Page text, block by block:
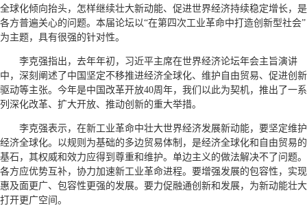
全球化倾向抬头，怎样继续壮大新动能、促进世界经济持续稳定增长，是
各方普遍关心的问题。本届论坛以“在第四次工业革命中打造创新型社会”
为主题，具有很强的针对性。
李克强指出，去年年初，习近平主席在世界经济论坛年会主旨演讲
中，深刻阐述了中国坚定不移推进经济全球化、维护自由贸易、促进创新
驱动等主张。今年是中国改革开放40周年，我们以此为契机，推出了一系
列深化改革、扩大开放、推动创新的重大举措。
李克强表示，在新工业革命中壮大世界经济发展新动能，要坚定维护
经济全球化。以规则为基础的多边贸易体制，是经济全球化和自由贸易的
基石，其权威和效力应得到尊重和维护。单边主义的做法解决不了问题。
各方应优势互补，协力加速新工业革命进程。要增强发展的包容性，实现
惠及面更广、包容性更强的发展。要力促融通创新和发展，为新动能壮大
打开更广空间。